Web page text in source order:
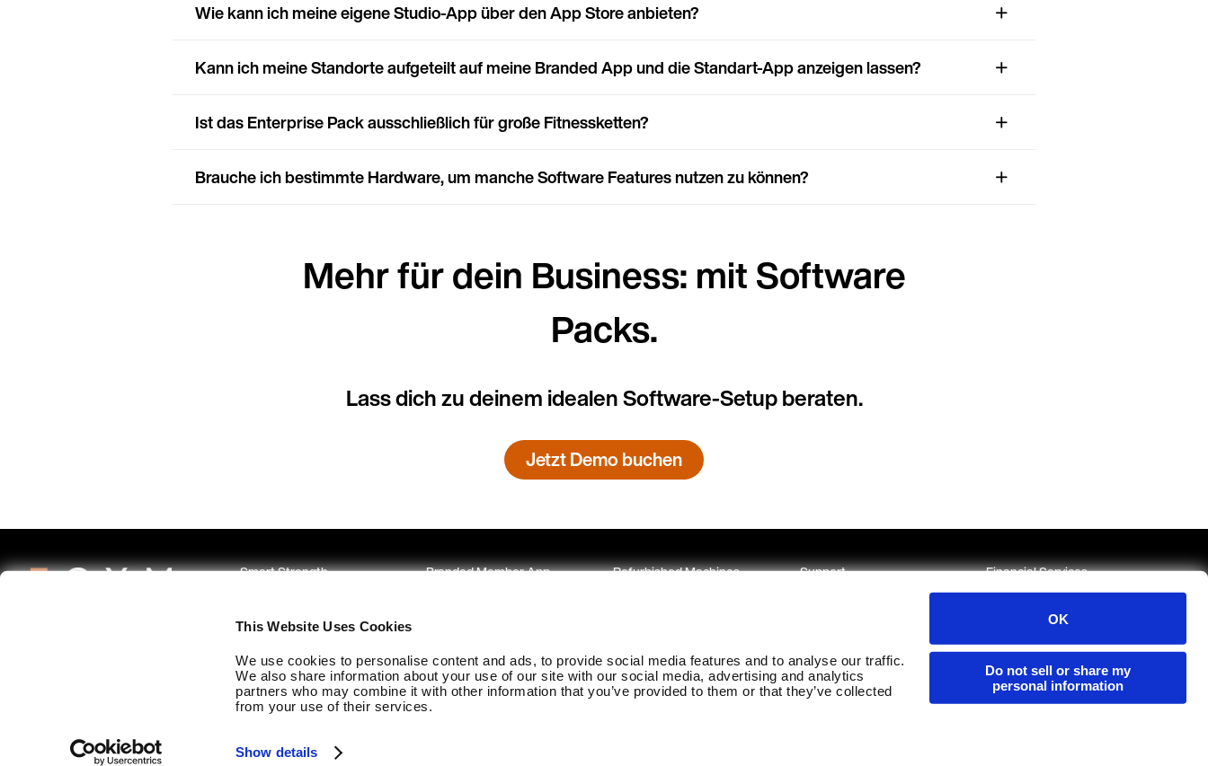
This Website Uses Cookies
We use cookies to personalise content and ads, to provide social media features and to analyse our traffic.
We also share information about your use of our site with our social media, advertising and analytics
partners who may combine it with other information that you’ve provided to them or that they’ve collected
from your use of their services.
Show details
OK
Do not sell or share my
personal information
Wie kann ich meine eigene Studio-App über den App Store anbieten?
Kann ich meine Standorte aufgeteilt auf meine Branded App und die Standart-App anzeigen lassen?
Ist das Enterprise Pack ausschließlich für große Fitnessketten?
Brauche ich bestimmte Hardware, um manche Software Features nutzen zu können?
Mehr für dein Business: mit Software
Packs.
Lass dich zu deinem idealen Software-Setup beraten.
Jetzt Demo buchen
Smart Strength
Smart Cardio
Branded Member App
Refurbished Machines
Support
Financial Services